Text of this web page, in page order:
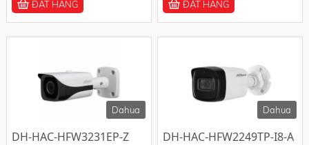
ĐẶT HÀNG ĐẶT HÀNG
Dahua
DH-HAC-HFW3231EP-Z
Dahua
DH-HAC-HFW2249TP-I8-A